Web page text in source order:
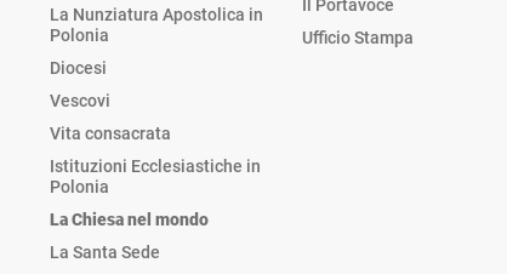
La Nunziatura Apostolica in
Polonia
Diocesi
Vescovi
Vita consacrata
Istituzioni Ecclesiastiche in
Polonia
La Chiesa nel mondo
La Santa Sede
Il Portavoce
Ufficio Stampa